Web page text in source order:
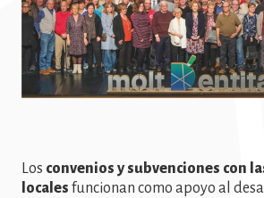
Los convenios y subvenciones con
locales funcionan como apoyo al